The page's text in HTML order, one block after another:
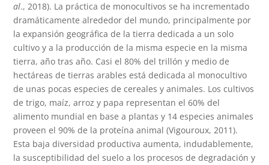
al., 2018). La práctica de monocultivos se ha incrementado
dramáticamente alrededor del mundo, principalmente por
la expansión geográfica de la tierra dedicada a un solo
cultivo y a la producción de la misma especie en la misma
tierra, año tras año. Casi el 80% del trillón y medio de
hectáreas de tierras arables está dedicada al monocultivo
de unas pocas especies de cereales y animales. Los cultivos
de trigo, maíz, arroz y papa representan el 60% del
alimento mundial en base a plantas y 14 especies animales
proveen el 90% de la proteína animal (Vigouroux, 2011).
Esta baja diversidad productiva aumenta, indudablemente,
la susceptibilidad del suelo a los procesos de degradación y